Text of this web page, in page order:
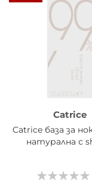
Catrice
Catrice база за
натурална с